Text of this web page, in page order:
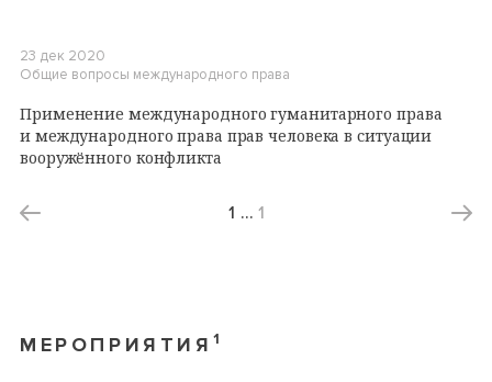
23 дек 2020
Общие вопросы международного права
Применение международного гуманитарного права
и международного права прав человека в ситуации
вооружённого конфликта
1 … 1
МЕРОПРИЯТИЯ 1